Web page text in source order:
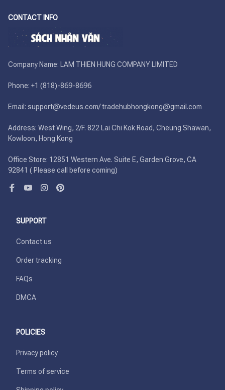
CONTACT INFO
Company Name: LAM THIEN HUNG COMPANY LIMITED
Phone: +1 (818)-869-8696
Email: support@vedeus.com/ tradehubhongkong@gmail.com
Address: West Wing, 2/F. 822 Lai Chi Kok Road, Cheung Shawan,
Kowloon, Hong Kong
Office Store: 12851 Western Ave. Suite E, Garden Grove, CA
92841 ( Please call before coming)
SUPPORT
Contact us
Order tracking
FAQs
DMCA
POLICIES
Privacy policy
Terms of service